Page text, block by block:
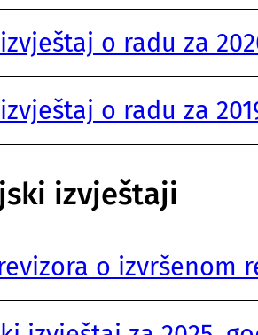
o radu za
o radu za
izvještaji
o izvršenom